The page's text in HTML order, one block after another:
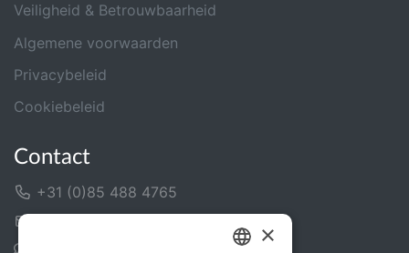
Veiligheid & Betrouwbaarheid
Algemene voorwaarden
Privacybeleid
Cookiebeleid
Contact
+31 (0)85 488 4765
×